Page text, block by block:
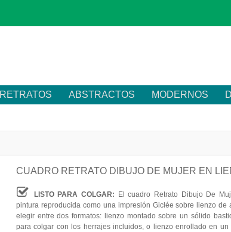
RETRATOS ABSTRACTOS MODERNOS
CUADRO RETRATO DIBUJO DE MUJER EN
LISTO PARA COLGAR: El cuadro Retrato Dibujo De
pintura reproducida como una impresión Giclée sobre lienzo de
elegir entre dos formatos: lienzo montado sobre un sólido
para colgar con los herrajes incluidos, o lienzo enrollado en un